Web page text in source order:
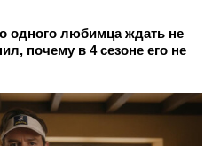
одного любимца ждать не
почему в 4 сезоне его не